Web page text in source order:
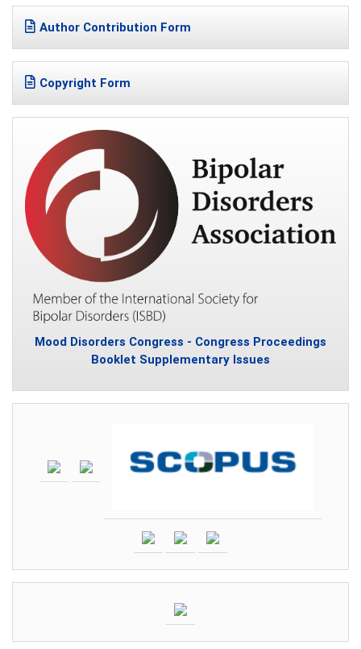
Author Contribution Form
Copyright Form
Mood Disorders Congress - Congress Proceedings
Booklet Supplementary Issues